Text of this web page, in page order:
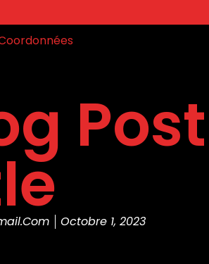
Post
Octobre 1, 2023